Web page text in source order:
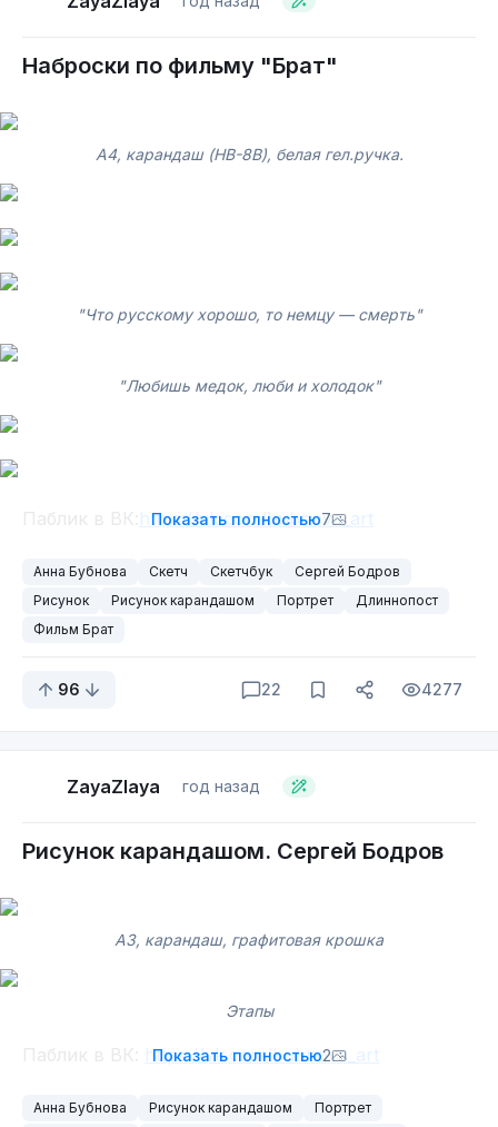
Наброски по фильму "Брат"
А4, карандаш (НВ-8В), белая гел.ручка.
"Что русскому хорошо, то немцу — смерть"
"Любишь медок, люби и холодок"
https://vk.com/bubnova_art
Показать полностью7
Анна Бубнова Скетч Скетчбук
Сергей Бодров
Рисунок
Рисунок карандашом Портрет
Длиннопост
Фильм Брат
96 22 4277
ZayaZlaya год назад
Рисунок карандашом. Сергей Бодров
А3, карандаш, графитовая крошка
Этапы
https://vk.com/bubnova_art
Показать полностью2
Анна Бубнова Рисунок карандашом
Портрет